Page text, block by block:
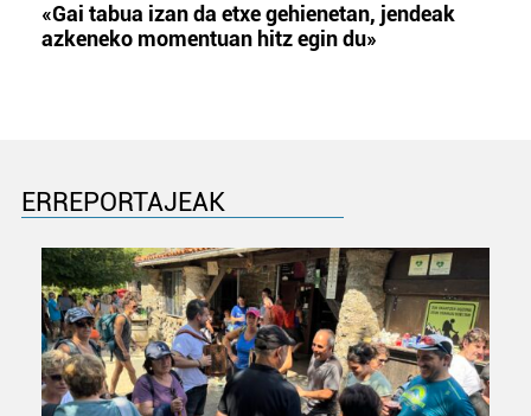
«Gai tabua izan da etxe gehienetan, jendeak
azkeneko momentuan hitz egin du»
ERREPORTAJEAK